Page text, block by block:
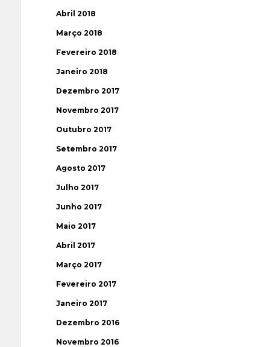
Abril 2018
Março 2018
Fevereiro 2018
Janeiro 2018
Dezembro 2017
Novembro 2017
Outubro 2017
Setembro 2017
Agosto 2017
Julho 2017
Junho 2017
Maio 2017
Abril 2017
Março 2017
Fevereiro 2017
Janeiro 2017
Dezembro 2016
Novembro 2016